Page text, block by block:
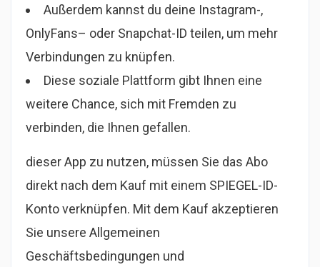
Außerdem kannst du deine Instagram-,
OnlyFans– oder Snapchat-ID teilen, um mehr
Verbindungen zu knüpfen.
Diese soziale Plattform gibt Ihnen eine
weitere Chance, sich mit Fremden zu
verbinden, die Ihnen gefallen.
dieser App zu nutzen, müssen Sie das Abo
direkt nach dem Kauf mit einem SPIEGEL-ID-
Konto verknüpfen. Mit dem Kauf akzeptieren
Sie unsere Allgemeinen
Geschäftsbedingungen und